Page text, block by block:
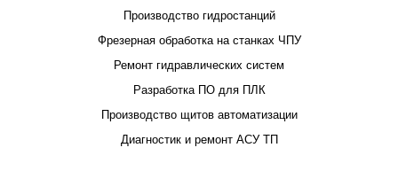
Производство гидростанций
Фрезерная обработка на станках ЧПУ
Ремонт гидравлических систем
Разработка ПО для ПЛК
Производство щитов автоматизации
Диагностик и ремонт АСУ ТП